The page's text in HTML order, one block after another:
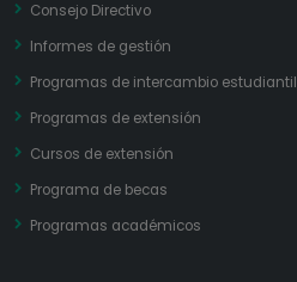
Consejo Directivo
Informes de gestión
Programas de intercambio estudiantil
Programas de extensión
Cursos de extensión
Programa de becas
Programas académicos